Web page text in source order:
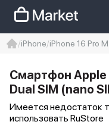
Iphone 14 pro max
iPhone iPhone 16 Pro
Смартфон Apple
Dual SIM (nano
Имеется недостаток
использовать RuStore